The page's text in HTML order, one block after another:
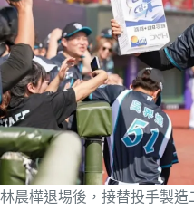
林晨樺退場後，接替投手製